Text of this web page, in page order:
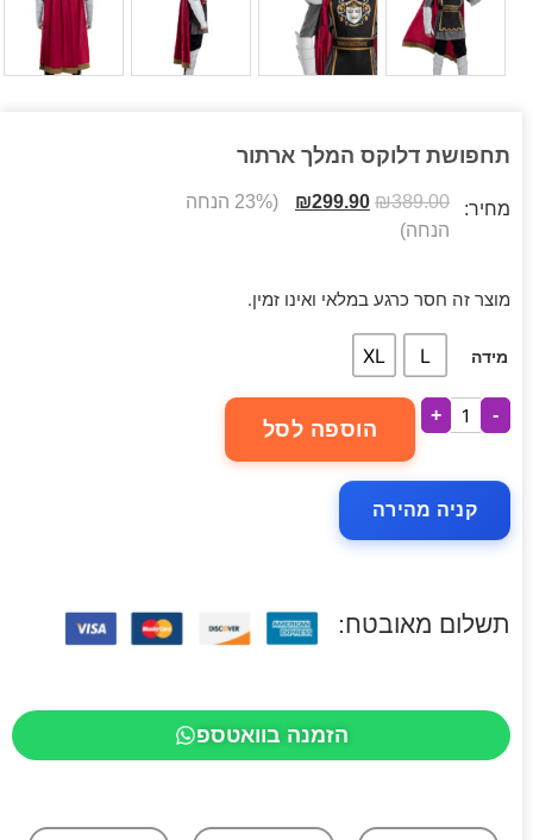
תחפושת דלוקס המלך ארתור
מחיר: ₪389.00
₪299.90
(23% הנחה
הנחה)
מוצר זה חסר כרגע במלאי ואינו זמין.
מידה L
XL
-
+
הוספה לסל
קניה מהירה
תשלום מאובטח:
הזמנה בוואטספ